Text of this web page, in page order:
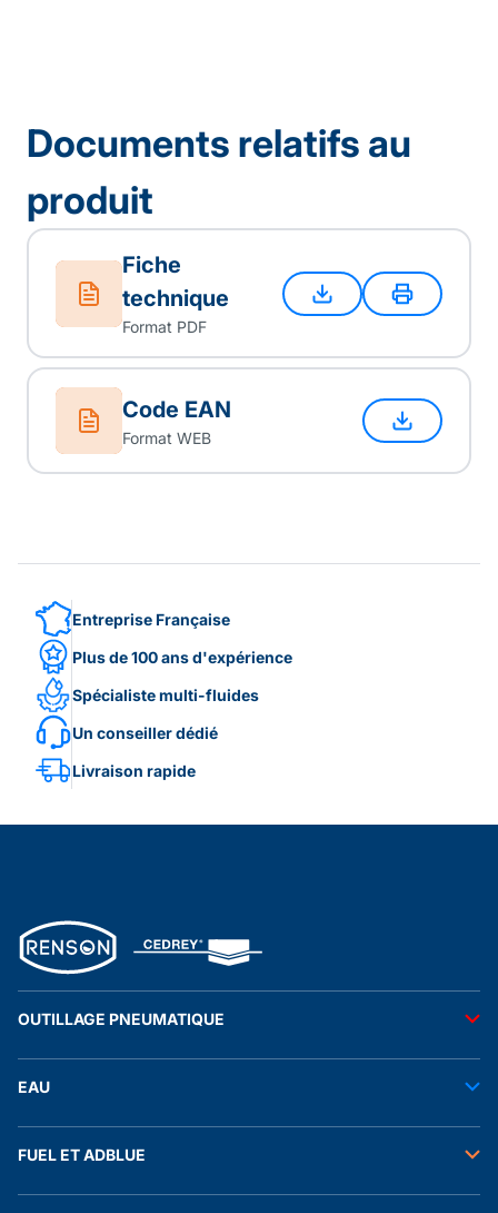
Documents relatifs au
produit
Fiche
technique
Format PDF
Code EAN
Format WEB
Entreprise Française
Plus de 100 ans d'expérience
Spécialiste multi-fluides
Un conseiller dédié
Livraison rapide
OUTILLAGE PNEUMATIQUE
Accessoires pneumatiques
EAU
Tuyaux
Raccords et autres accessoires
FUEL ET ADBLUE